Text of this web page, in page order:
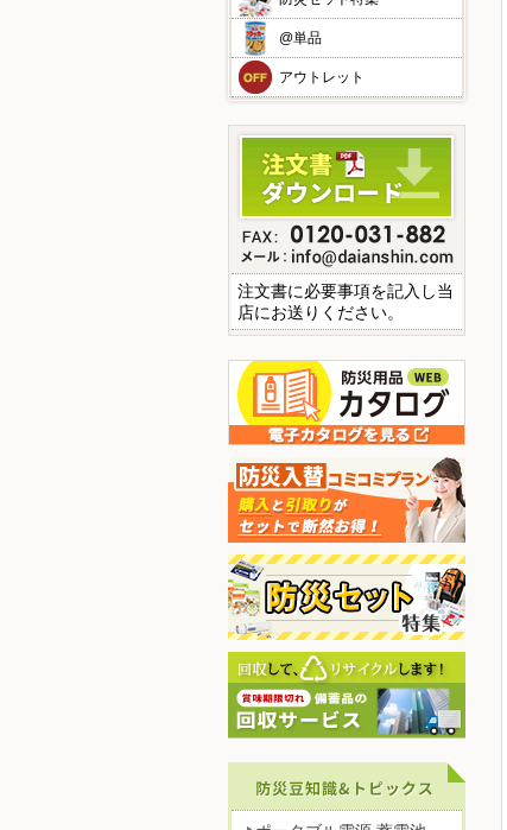
@単品
アウトレット
注文書に必要事項を記入し当
店にお送りください。